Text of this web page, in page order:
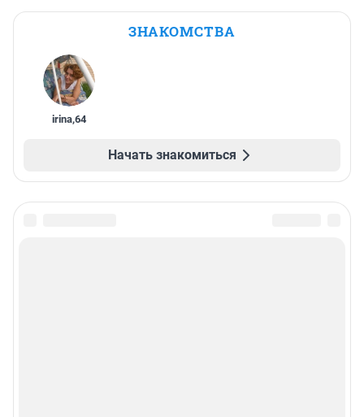
ЗНАКОМСТВА
irina,64
Начать знакомиться